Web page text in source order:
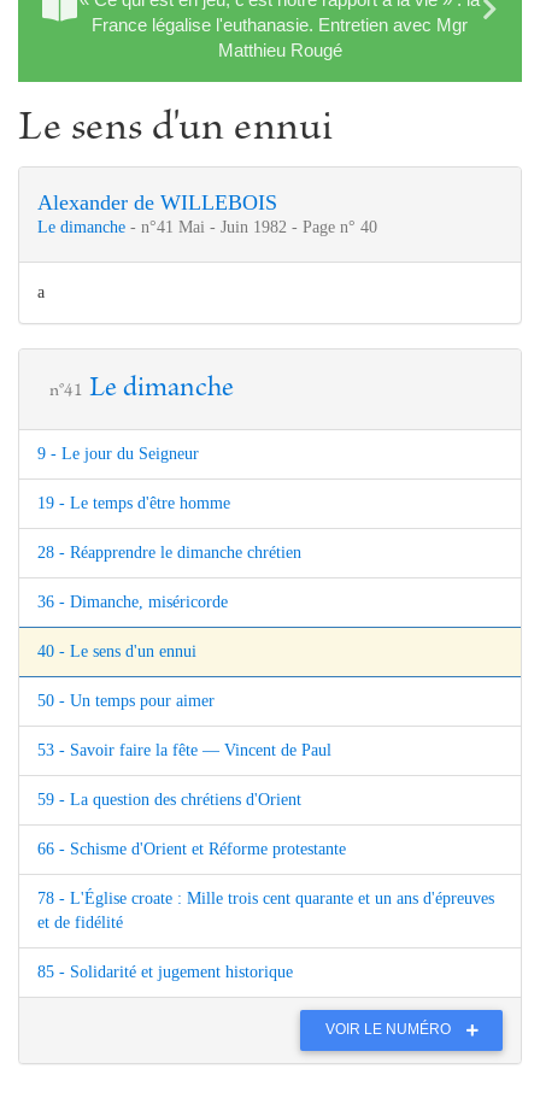
France légalise l'euthanasie. Entretien avec Mgr
Matthieu Rougé
Le sens d'un ennui
Alexander de WILLEBOIS
Le dimanche - n°41 Mai - Juin 1982 - Page n° 40
a
n°41 Le dimanche
9 - Le jour du Seigneur
19 - Le temps d'être homme
28 - Réapprendre le dimanche chrétien
36 - Dimanche, miséricorde
40 - Le sens d'un ennui
50 - Un temps pour aimer
53 - Savoir faire la fête — Vincent de Paul
59 - La question des chrétiens d'Orient
66 - Schisme d'Orient et Réforme protestante
78 - L'Église croate : Mille trois cent quarante et un ans d'épreuves
et de fidélité
85 - Solidarité et jugement historique
VOIR LE NUMÉRO